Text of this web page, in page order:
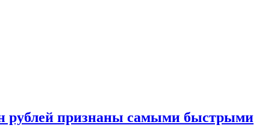
признаны самыми быстрыми